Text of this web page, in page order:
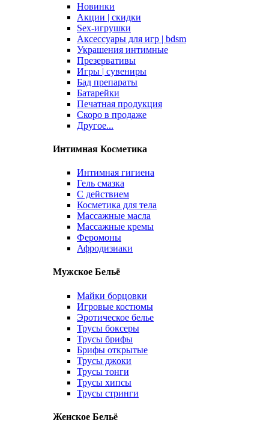
Новинки
Акции | скидки
Sex-игрушки
Аксессуары для игр | bdsm
Украшения интимные
Презервативы
Игры | сувениры
Бад препараты
Батарейки
Печатная продукция
Скоро в продаже
Другое...
Интимная Косметика
Интимная гигиена
Гель смазка
С действием
Косметика для тела
Массажные масла
Массажные кремы
Феромоны
Афродизиаки
Мужское Бельё
Майки борцовки
Игровые костюмы
Эротическое белье
Трусы боксеры
Трусы брифы
Брифы открытые
Трусы джоки
Трусы тонги
Трусы хипсы
Трусы стринги
Женское Бельё